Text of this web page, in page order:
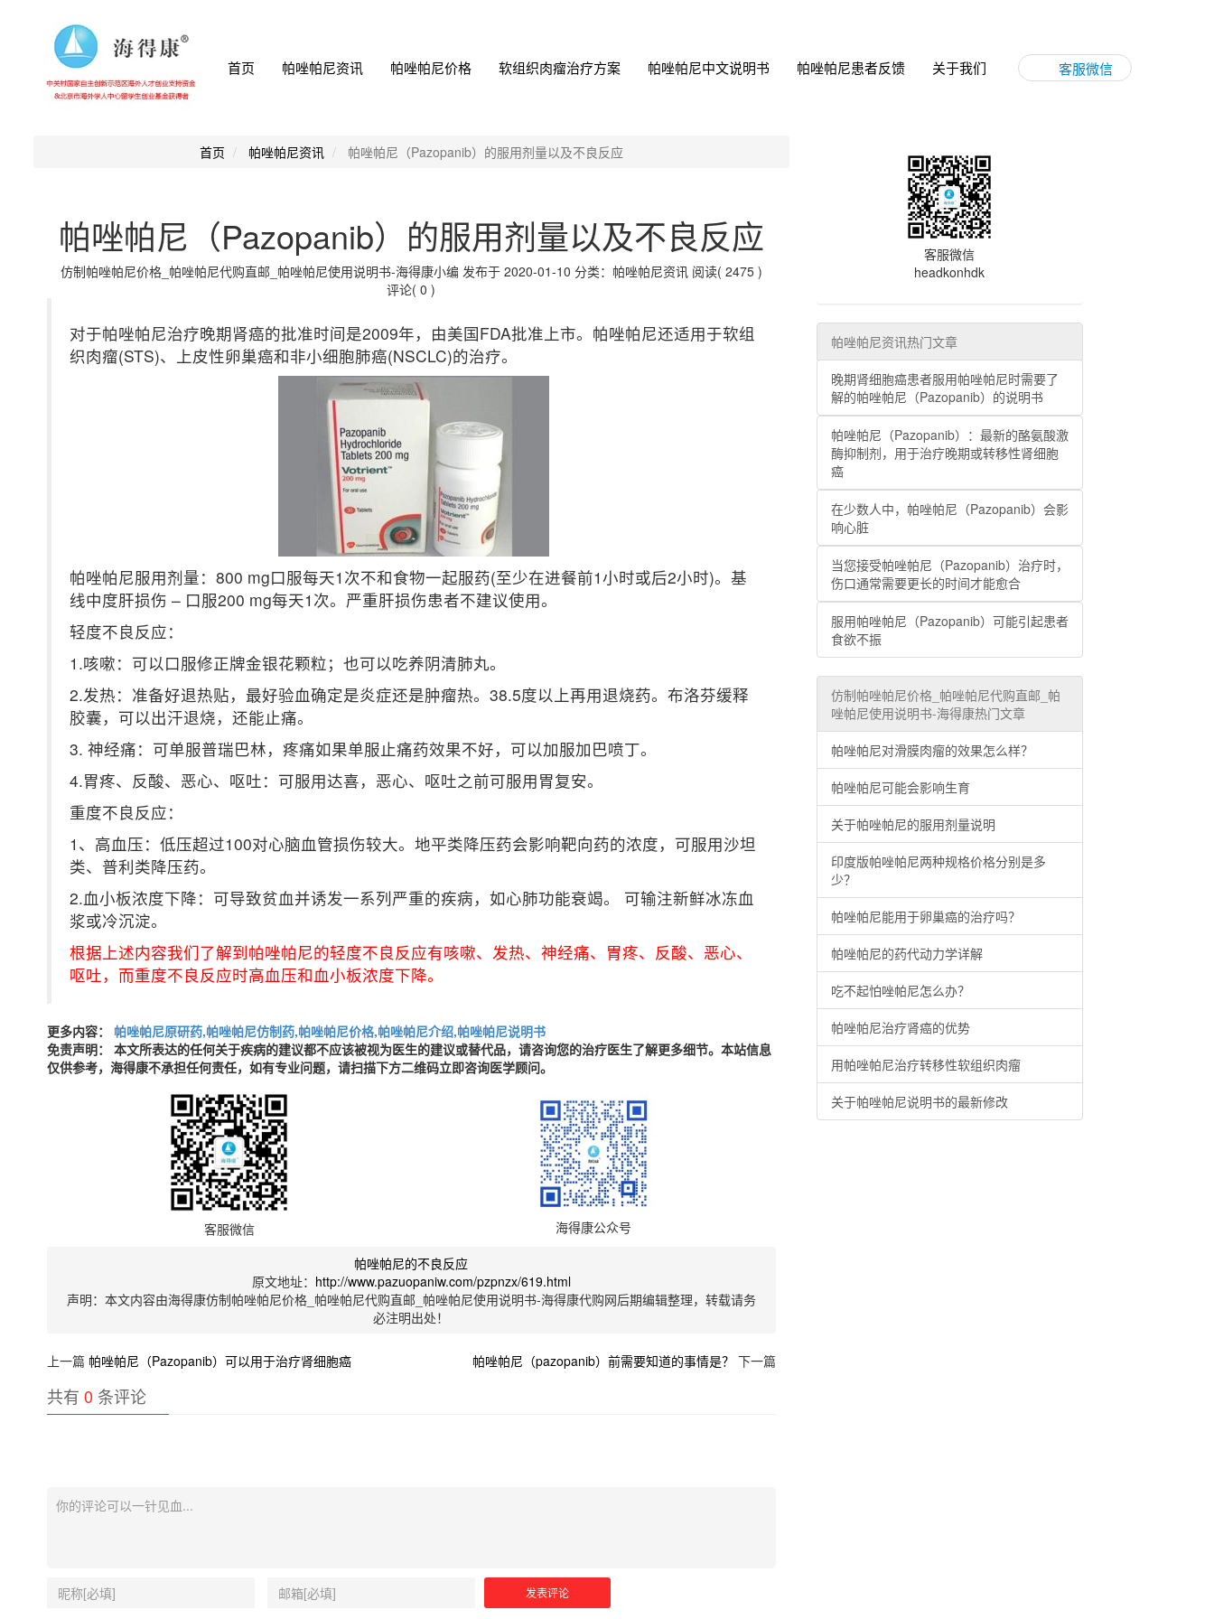
首页 帕唑帕尼资讯 帕唑帕尼价格 软组织肉瘤治疗方案 帕唑帕尼中文说明书 帕唑帕尼患者反馈 关于我们 客服微信
首页 帕唑帕尼资讯 帕唑帕尼（Pazopanib）的服用剂量以及不良反应
帕唑帕尼（Pazopanib）的服用剂量以及不良反应
仿制帕唑帕尼价格_帕唑帕尼代购直邮_帕唑帕尼使用说明书-海得康小编 发布于 2020-01-10 分类：帕唑帕尼资讯 阅读( 2475 )
评论( 0 )
对于帕唑帕尼治疗晚期肾癌的批准时间是2009年，由美国FDA批准上市。帕唑帕尼还适用于软组
织肉瘤(STS)、上皮性卵巢癌和非小细胞肺癌(NSCLC)的治疗。
帕唑帕尼服用剂量：800 mg口服每天1次不和食物一起服药(至少在进餐前1小时或后2小时)。基
线中度肝损伤 – 口服200 mg每天1次。严重肝损伤患者不建议使用。
轻度不良反应：
1.咳嗽：可以口服修正牌金银花颗粒；也可以吃养阴清肺丸。
2.发热：准备好退热贴，最好验血确定是炎症还是肿瘤热。38.5度以上再用退烧药。布洛芬缓释
胶囊，可以出汗退烧，还能止痛。
3. 神经痛：可单服普瑞巴林，疼痛如果单服止痛药效果不好，可以加服加巴喷丁。
4.胃疼、反酸、恶心、呕吐：可服用达喜，恶心、呕吐之前可服用胃复安。
重度不良反应：
1、高血压：低压超过100对心脑血管损伤较大。地平类降压药会影响靶向药的浓度，可服用沙坦
类、普利类降压药。
2.血小板浓度下降：可导致贫血并诱发一系列严重的疾病，如心肺功能衰竭。 可输注新鲜冰冻血
浆或冷沉淀。
根据上述内容我们了解到帕唑帕尼的轻度不良反应有咳嗽、发热、神经痛、胃疼、反酸、恶心、
呕吐，而重度不良反应时高血压和血小板浓度下降。
更多内容：
帕唑帕尼原研药,帕唑帕尼仿制药,帕唑帕尼价格,帕唑帕尼介绍,帕唑帕尼说明书
免责声明： 本文所表达的任何关于疾病的建议都不应该被视为医生的建议或替代品，请咨询您的治疗医生了解更多细节。本站信息
仅供参考，海得康不承担任何责任，如有专业问题，请扫描下方二维码立即咨询医学顾问。
客服微信 海得康公众号
帕唑帕尼的不良反应
原文地址： http://www.pazuopaniw.com/pzpnzx/619.html
声明：本文内容由海得康仿制帕唑帕尼价格_帕唑帕尼代购直邮_帕唑帕尼使用说明书-海得康代购网后期编辑整理，转载请务
必注明出处！
上一篇 帕唑帕尼（Pazopanib）可以用于治疗肾细胞癌 帕唑帕尼（pazopanib）前需要知道的事情是？ 下一篇
共有 0 条评论
客服微信
headkonhdk
帕唑帕尼资讯热门文章
晚期肾细胞癌患者服用帕唑帕尼时需要了
解的帕唑帕尼（Pazopanib）的说明书
帕唑帕尼（Pazopanib）：最新的酪氨酸激
酶抑制剂，用于治疗晚期或转移性肾细胞
癌
在少数人中，帕唑帕尼（Pazopanib）会影
响心脏
当您接受帕唑帕尼（Pazopanib）治疗时，
伤口通常需要更长的时间才能愈合
服用帕唑帕尼（Pazopanib）可能引起患者
食欲不振
仿制帕唑帕尼价格_帕唑帕尼代购直邮_帕
唑帕尼使用说明书-海得康热门文章
帕唑帕尼对滑膜肉瘤的效果怎么样？
帕唑帕尼可能会影响生育
关于帕唑帕尼的服用剂量说明
印度版帕唑帕尼两种规格价格分别是多
少？
帕唑帕尼能用于卵巢癌的治疗吗？
帕唑帕尼的药代动力学详解
吃不起怕唑帕尼怎么办？
帕唑帕尼治疗肾癌的优势
用帕唑帕尼治疗转移性软组织肉瘤
关于帕唑帕尼说明书的最新修改